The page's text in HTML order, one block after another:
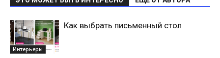
Интерьеры
Как выбрать письменный стол